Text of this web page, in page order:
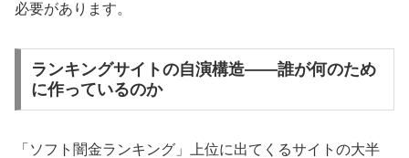
必要があります。
ランキングサイトの自演構造——誰が何のため
に作っているのか
「ソフト闇金ランキング」上位に出てくるサイトの大半